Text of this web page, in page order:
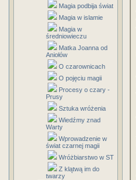
Magia podbija świat
Magia w islamie
Magia w
średniowieczu
Matka Joanna od
Aniołów
O czarownicach
O pojęciu magii
Procesy o czary -
Prusy
Sztuka wróżenia
Wiedźmy znad
Warty
Wprowadzenie w
świat czarnej magii
Wróżbiarstwo w ST
Z klątwą im do
twarzy